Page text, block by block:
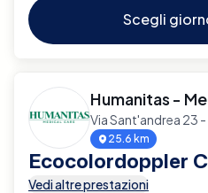
Scegli
Humanitas -
Via Sant'andrea 23
25.6 km
Ecocolordoppler
Vedi altre prestazioni